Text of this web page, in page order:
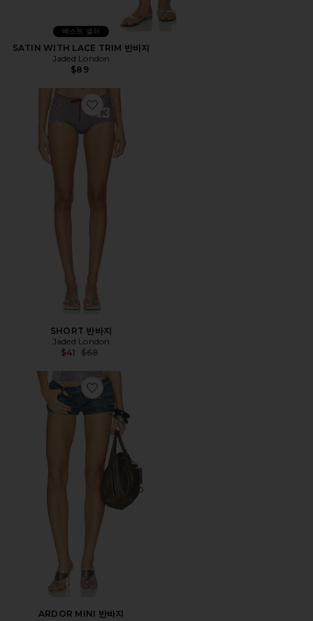
베스트 셀러
SATIN WITH LACE TRIM 반바지
Jaded London
$89
Favorite SHORT 반바지
SHORT 반바지
Jaded London
$41 Previous price:
$68
ARDOR MINI 반바지